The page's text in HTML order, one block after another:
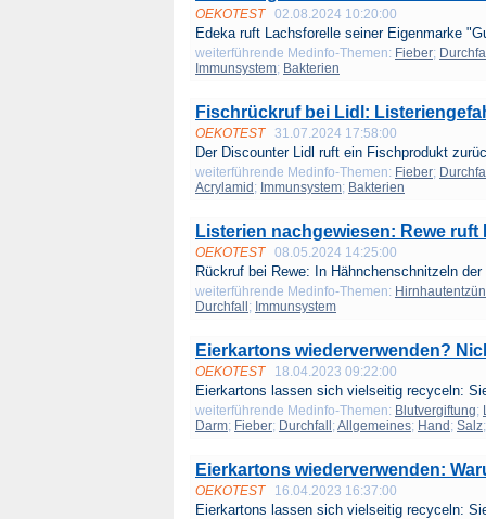
OEKOTEST 02.08.2024 10:20:00
Edeka ruft Lachsforelle seiner Eigenmarke
weiterführende Medinfo-Themen: Fieber;
Immunsystem; Bakterien
Fischrückruf bei Lidl:
OEKOTEST 31.07.2024 17:58:00
Der Discounter Lidl ruft ein Fischprodukt
weiterführende Medinfo-Themen: Fieber;
Acrylamid ; Immunsystem; Bakterien
Listerien nachgewiesen: Rewe
OEKOTEST 08.05.2024 14:25:00
Rückruf bei Rewe: In Hähnchenschnitzeln
weiterführende Medinfo-Themen:
Durchfall ; Immunsystem
Eierkartons wiederverwenden?
OEKOTEST 18.04.2023 09:22:00
Eierkartons lassen sich vielseitig recyceln:
weiterführende Medinfo-Themen: Blutvergiftung;
Darm; Fieber; Durchfall ; Allgemeines; Hand ; Salz
Eierkartons wiederverwenden:
OEKOTEST 16.04.2023 16:37:00
Eierkartons lassen sich vielseitig recyceln: